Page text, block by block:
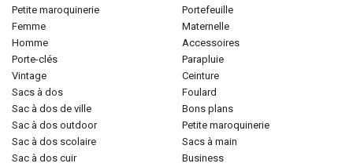
petite maroquinerie
femme
homme
porte-clés
vintage
sacs à dos
sac à dos de ville
sac à dos outdoor
sac à dos scolaire
sac à dos cuir
portefeuille
maternelle
accessoires
parapluie
ceinture
foulard
bons plans
petite maroquinerie
sacs à main
business